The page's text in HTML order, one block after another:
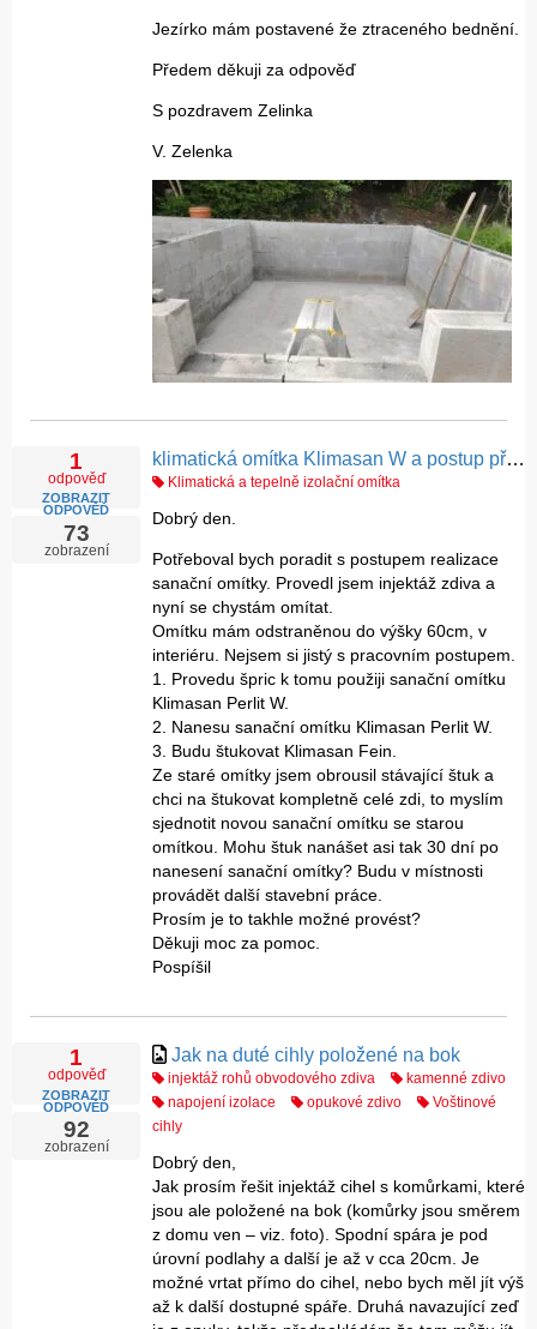
Jezírko mám postavené že ztraceného bednění.
Předem děkuji za odpověď
S pozdravem Zelinka
V. Zelenka
1
odpověď
ZOBRAZIT
ODPOVĚĎ
73
zobrazení
klimatická omítka Klimasan W a postup při omítání a štukování
Klimatická a tepelně izolační omítka
Dobrý den.
Potřeboval bych poradit s postupem realizace
sanační omítky. Provedl jsem injektáž zdiva a
nyní se chystám omítat.
Omítku mám odstraněnou do výšky 60cm, v
interiéru. Nejsem si jistý s pracovním postupem.
1. Provedu špric k tomu použiji sanační omítku
Klimasan Perlit W.
2. Nanesu sanační omítku Klimasan Perlit W.
3. Budu štukovat Klimasan Fein.
Ze staré omítky jsem obrousil stávající štuk a
chci na štukovat kompletně celé zdi, to myslím
sjednotit novou sanační omítku se starou
omítkou. Mohu štuk nanášet asi tak 30 dní po
nanesení sanační omítky? Budu v místnosti
provádět další stavební práce.
Prosím je to takhle možné provést?
Děkuji moc za pomoc.
Pospíšil
1
odpověď
ZOBRAZIT
ODPOVĚĎ
92
zobrazení
Jak na duté cihly položené na bok
injektáž rohů obvodového zdiva
kamenné zdivo
napojení izolace
opukové zdivo
Voštinové
cihly
Dobrý den,
Jak prosím řešit injektáž cihel s komůrkami, které
jsou ale položené na bok (komůrky jsou směrem
z domu ven – viz. foto). Spodní spára je pod
úrovní podlahy a další je až v cca 20cm. Je
možné vrtat přímo do cihel, nebo bych měl jít výš
až k další dostupné spáře. Druhá navazující zeď